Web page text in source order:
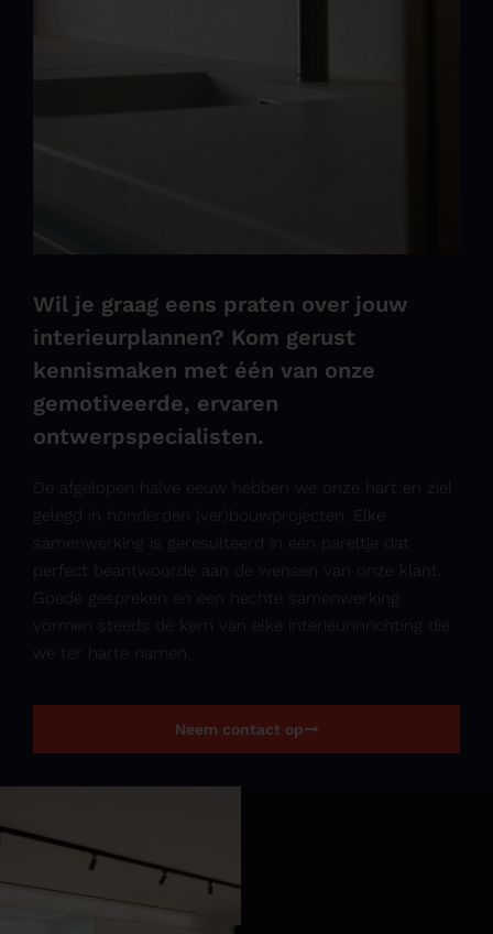
Wil je graag eens praten over jouw
interieurplannen? Kom gerust
kennismaken met één van onze
gemotiveerde, ervaren
ontwerpspecialisten.
De afgelopen halve eeuw hebben we onze hart en ziel
gelegd in honderden (ver)bouwprojecten. Elke
samenwerking is geresulteerd in een pareltje dat
perfect beantwoorde aan de wensen van onze klant.
Goede gespreken en een hechte samenwerking
vormen steeds de kern van elke interieurinrichting die
we ter harte namen.
Neem contact op